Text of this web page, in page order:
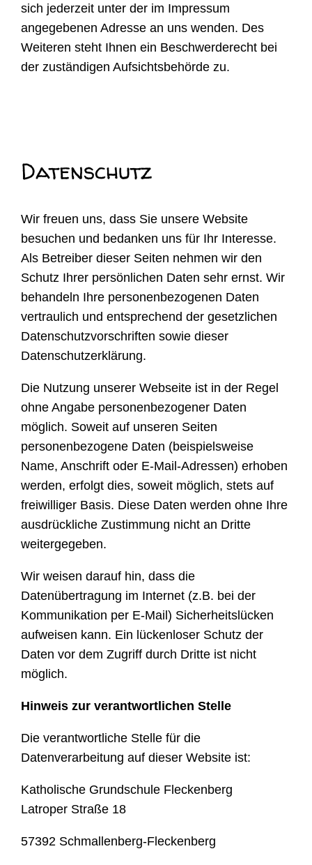
sich jederzeit unter der im Impressum
angegebenen Adresse an uns wenden. Des
Weiteren steht Ihnen ein Beschwerderecht bei
der zuständigen Aufsichtsbehörde zu.
Datenschutz
Wir freuen uns, dass Sie unsere Website
besuchen und bedanken uns für Ihr Interesse.
Als Betreiber dieser Seiten nehmen wir den
Schutz Ihrer persönlichen Daten sehr ernst. Wir
behandeln Ihre personenbezogenen Daten
vertraulich und entsprechend der gesetzlichen
Datenschutzvorschriften sowie dieser
Datenschutzerklärung.
Die Nutzung unserer Webseite ist in der Regel
ohne Angabe personenbezogener Daten
möglich. Soweit auf unseren Seiten
personenbezogene Daten (beispielsweise
Name, Anschrift oder E-Mail-Adressen) erhoben
werden, erfolgt dies, soweit möglich, stets auf
freiwilliger Basis. Diese Daten werden ohne Ihre
ausdrückliche Zustimmung nicht an Dritte
weitergegeben.
Wir weisen darauf hin, dass die
Datenübertragung im Internet (z.B. bei der
Kommunikation per E-Mail) Sicherheitslücken
aufweisen kann. Ein lückenloser Schutz der
Daten vor dem Zugriff durch Dritte ist nicht
möglich.
Hinweis zur verantwortlichen Stelle
Die verantwortliche Stelle für die
Datenverarbeitung auf dieser Website ist:
Katholische Grundschule Fleckenberg
Latroper Straße 18
57392 Schmallenberg-Fleckenberg